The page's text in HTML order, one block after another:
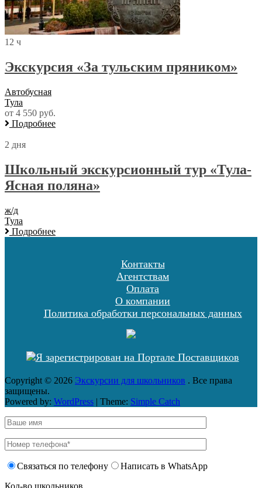
12 ч
Экскурсия «За тульским пряником»
Автобусная
Тула
от 4 550 руб.
Подробнее
2 дня
Школьный экскурсионный тур «Тула-
Ясная поляна»
ж/д
Тула
Подробнее
Контакты
Агентствам
Оплата
О компании
Политика обработки персональных данных
Copyright © 2026 Экскурсии для школьников . Все права
защищены.
Powered by: WordPress | Theme: Simple Catch
Связаться по телефону
Написать в WhatsApp
Кол-во школьников